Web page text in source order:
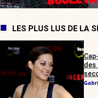
LES PLUS LUS DE LA
des